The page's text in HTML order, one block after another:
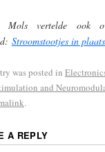
Mols vertelde ook
Stroomstootjes in
was posted in
and
.
A REPLY